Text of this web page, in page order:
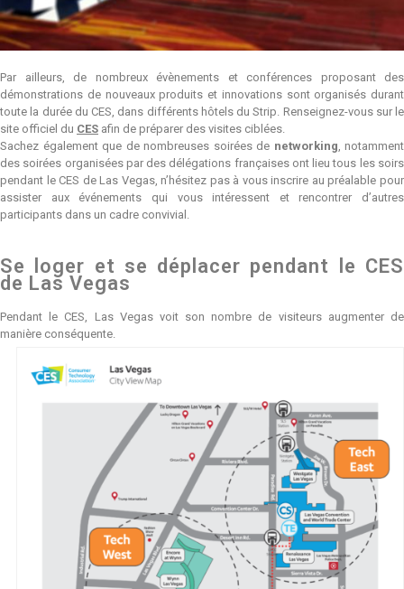
Par ailleurs, de nombreux évènements et conférences proposant des
démonstrations de nouveaux produits et innovations sont organisés durant
toute la durée du CES, dans différents hôtels du Strip. Renseignez-vous sur le
site officiel du CES afin de préparer des visites ciblées.
Sachez également que de nombreuses soirées de networking, notamment
des soirées organisées par des délégations françaises ont lieu tous les soirs
pendant le CES de Las Vegas, n’hésitez pas à vous inscrire au préalable pour
assister aux événements qui vous intéressent et rencontrer d’autres
participants dans un cadre convivial.
Se loger et se déplacer pendant le CES
de Las Vegas
Pendant le CES, Las Vegas voit son nombre de visiteurs augmenter de
manière conséquente.